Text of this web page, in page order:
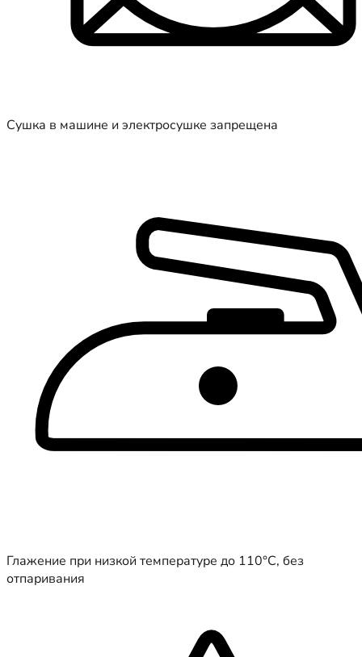
Сушка в машине и электросушке запрещена
Глажение при низкой температуре до 110°C, без
отпаривания